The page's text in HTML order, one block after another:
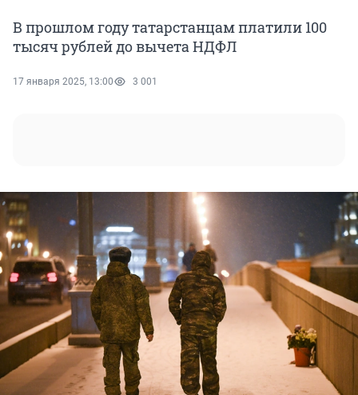
В прошлом году татарстанцам платили 100
тысяч рублей до вычета НДФЛ
17 января 2025, 13:00 3 001